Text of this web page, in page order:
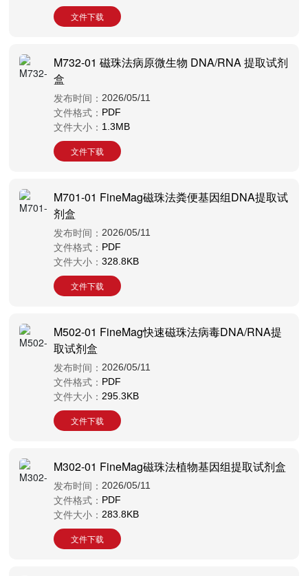
文件下载
M732-01 磁珠法病原微生物 DNA/RNA 提取试剂
盒
发布时间：2026/05/11
文件格式： PDF
文件大小： 1.3MB
文件下载
M701-01 FineMag磁珠法粪便基因组DNA提取试
剂盒
发布时间：2026/05/11
文件格式： PDF
文件大小：328.8KB
文件下载
M502-01 FineMag快速磁珠法病毒DNA/RNA提
取试剂盒
发布时间：2026/05/11
文件格式： PDF
文件大小：295.3KB
文件下载
M302-01 FineMag磁珠法植物基因组提取试剂盒
发布时间：2026/05/11
文件格式： PDF
文件大小：283.8KB
文件下载